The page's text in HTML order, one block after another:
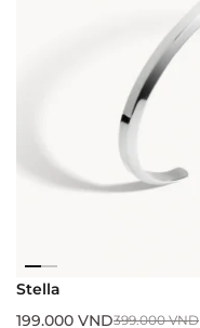
Stella
399.000VND
199.000 VND